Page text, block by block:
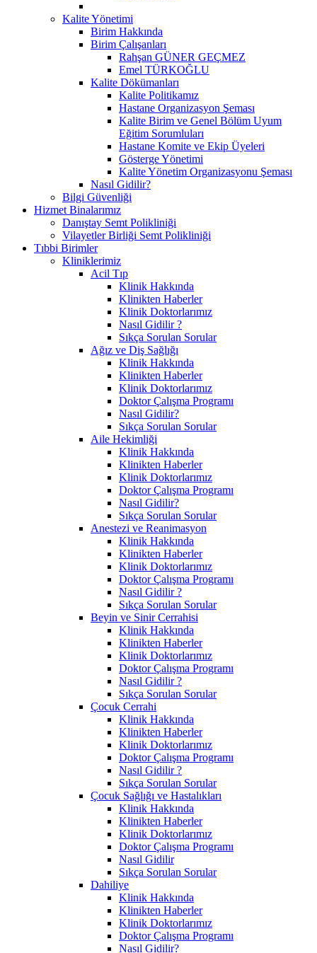
Kalite Yönetimi
Birim Hakkında
Birim Çalışanları
Rahşan GÜNER GEÇMEZ
Emel TÜRKOĞLU
Kalite Dökümanları
Kalite Politikamız
Hastane Organizasyon Şeması
Kalite Birim ve Genel Bölüm Uyum
Eğitim Sorumluları
Hastane Komite ve Ekip Üyeleri
Gösterge Yönetimi
Kalite Yönetim Organizasyonu Şeması
Nasıl Gidilir?
Bilgi Güvenliği
Hizmet Binalarımız
Danıştay Semt Polikliniği
Vilayetler Birliği Semt Polikliniği
Tıbbi Birimler
Kliniklerimiz
Acil Tıp
Klinik Hakkında
Klinikten Haberler
Klinik Doktorlarımız
Nasıl Gidilir ?
Sıkça Sorulan Sorular
Ağız ve Diş Sağlığı
Klinik Hakkında
Klinikten Haberler
Klinik Doktorlarımız
Doktor Çalışma Programı
Nasıl Gidilir?
Sıkça Sorulan Sorular
Aile Hekimliği
Klinik Hakkında
Klinikten Haberler
Klinik Doktorlarımız
Doktor Çalışma Programı
Nasıl Gidilir?
Sıkça Sorulan Sorular
Anestezi ve Reanimasyon
Klinik Hakkında
Klinikten Haberler
Klinik Doktorlarımız
Doktor Çalışma Programı
Nasıl Gidilir ?
Sıkça Sorulan Sorular
Beyin ve Sinir Cerrahisi
Klinik Hakkında
Klinikten Haberler
Klinik Doktorlarımız
Doktor Çalışma Programı
Nasıl Gidilir ?
Sıkça Sorulan Sorular
Çocuk Cerrahi
Klinik Hakkında
Klinikten Haberler
Klinik Doktorlarımız
Doktor Çalışma Programı
Nasıl Gidilir ?
Sıkça Sorulan Sorular
Çocuk Sağlığı ve Hastalıkları
Klinik Hakkında
Klinikten Haberler
Klinik Doktorlarımız
Doktor Çalışma Programı
Nasıl Gidilir
Sıkça Sorulan Sorular
Dahiliye
Klinik Hakkında
Klinikten Haberler
Klinik Doktorlarımız
Doktor Çalışma Programı
Nasıl Gidilir?